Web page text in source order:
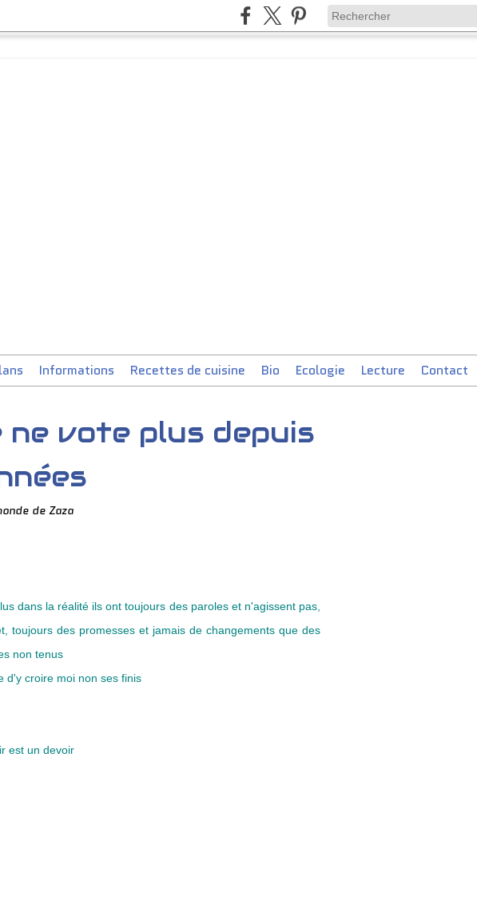
Informations Recettes de cuisine Bio Ecologie Lecture Contact
ne vote plus depuis
de Zaza
dans la réalité ils ont toujours des paroles et n'agissent pas,
toujours des promesses et jamais de changements que des
non tenus
d'y croire moi non ses finis
est un devoir